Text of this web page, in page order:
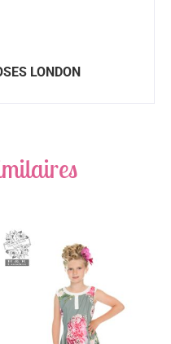
LONDON